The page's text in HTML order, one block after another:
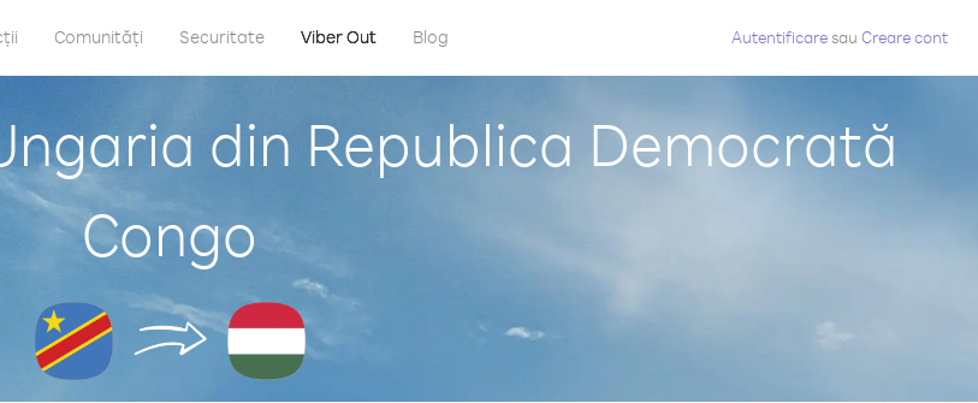
Comunități Securitate Viber Out Blog Autentificaresau Creare cont
din Republica Democrată
Congo